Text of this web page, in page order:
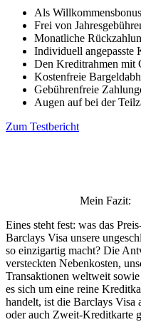
Als
Frei von
Monatliche
Individuell angepasste
Den Kreditrahmen mit
Kostenfreie
Gebührenfreie
Augen auf bei der
Zum Testbericht
Mein Fazit:
Eines steht fest: was das
Barclays Visa unsere
so einzigartig macht? Die
versteckten Nebenkosten,
Transaktionen weltweit
es sich um eine reine
handelt, ist die Barclays Visa
oder auch Zweit-Kreditkarte